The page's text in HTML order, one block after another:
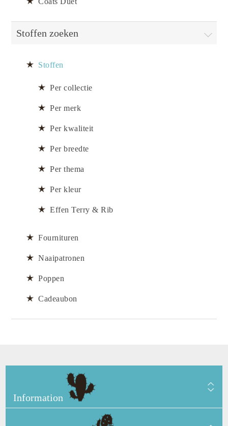
Stoffen zoeken
Stoffen
Per collectie
Per merk
Per kwaliteit
Per breedte
Per thema
Per kleur
Effen Terry & Rib
Fournituren
Naaipatronen
Poppen
Cadeaubon
Information